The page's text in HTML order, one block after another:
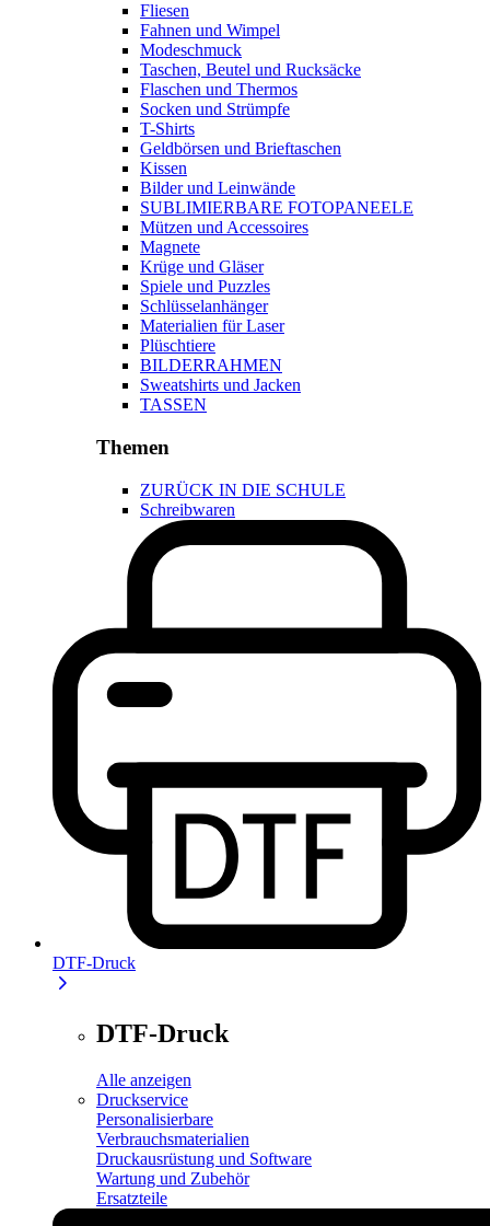
Fliesen
Fahnen und Wimpel
Modeschmuck
Taschen, Beutel und Rucksäcke
Flaschen und Thermos
Socken und Strümpfe
T-Shirts
Geldbörsen und Brieftaschen
Kissen
Bilder und Leinwände
SUBLIMIERBARE FOTOPANEELE
Mützen und Accessoires
Magnete
Krüge und Gläser
Spiele und Puzzles
Schlüsselanhänger
Materialien für Laser
Plüschtiere
BILDERRAHMEN
Sweatshirts und Jacken
TASSEN
Themen
ZURÜCK IN DIE SCHULE
Schreibwaren
DTF-Druck
DTF-Druck
Alle anzeigen
Druckservice
Personalisierbare
Verbrauchsmaterialien
Druckausrüstung und Software
Wartung und Zubehör
Ersatzteile